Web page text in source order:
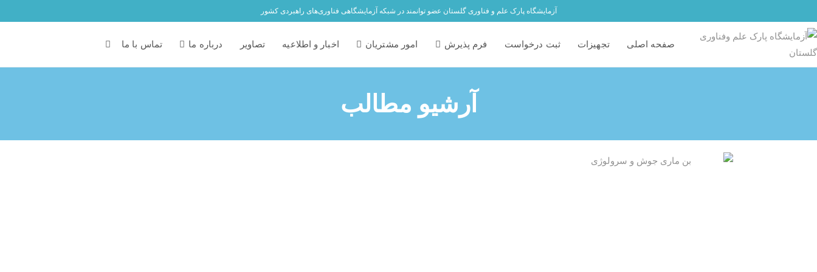
آزمایشگاه پارک علم و فناوری گلستان عضو توانمند در شبکه آزمایشگاهی فناوری‌های راهبردی کشور
صفحه اصلی تجهیزات ثبت درخواست فرم پذیرش امور مشتریان اخبار و اطلاعیه تصاویر درباره ما تماس با ما
آرشیو مطالب